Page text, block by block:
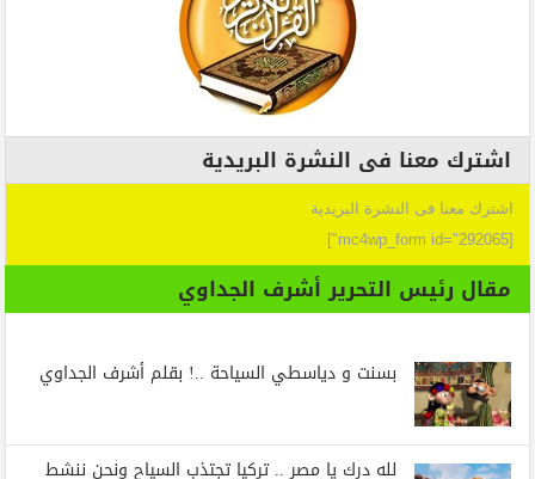
اشترك معنا فى النشرة البريدية
اشترك معنا فى النشرة البريدية
[mc4wp_form id="292065"]
مقال رئيس التحرير أشرف الجداوي
بسنت و دياسطي السياحة ..! بقلم أشرف الجداوي
لله درك يا مصر .. تركيا تجتذب السياح ونحن ننشط